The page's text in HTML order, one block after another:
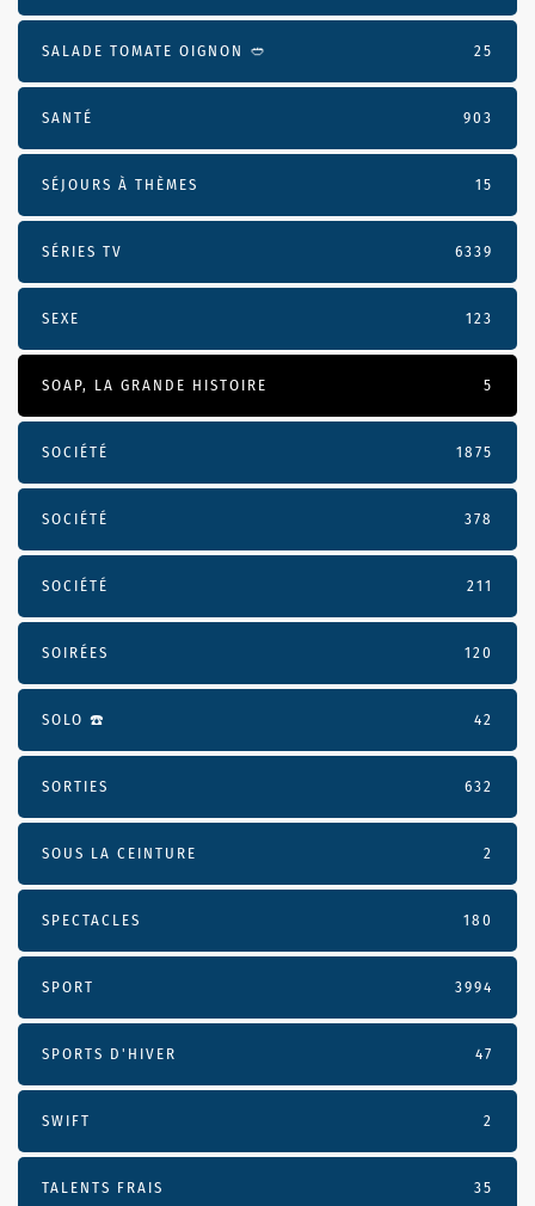
SALADE TOMATE OIGNON 🥙 25
SANTÉ 903
SÉJOURS À THÈMES 15
SÉRIES TV 6339
SEXE 123
SOAP, LA GRANDE HISTOIRE 5
SOCIÉTÉ 1875
SOCIÉTÉ 378
SOCIÉTÉ 211
SOIRÉES 120
SOLO ☎️ 42
SORTIES 632
SOUS LA CEINTURE 2
SPECTACLES 180
SPORT 3994
SPORTS D'HIVER 47
SWIFT 2
TALENTS FRAIS 35